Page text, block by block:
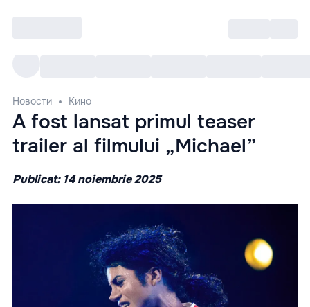
Новости Кино
A fost lansat primul teaser
trailer al filmului „Michael”
Publicat: 14 noiembrie 2025